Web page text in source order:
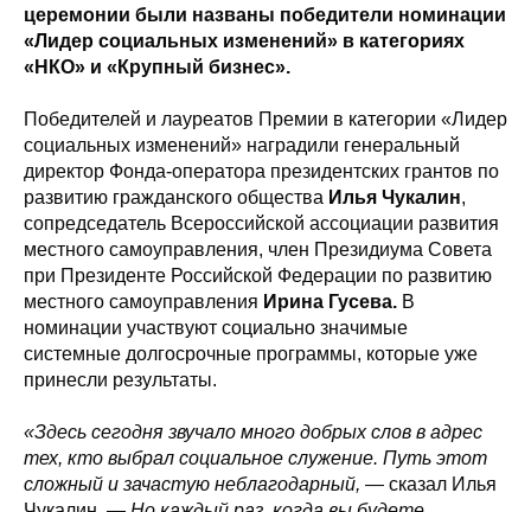
церемонии были названы победители номинации
«Лидер социальных изменений» в категориях
«НКО» и «Крупный бизнес».
Победителей и лауреатов Премии в категории «Лидер
социальных изменений» наградили генеральный
директор Фонда-оператора президентских грантов по
развитию гражданского общества Илья Чукалин,
сопредседатель Всероссийской ассоциации развития
местного самоуправления, член Президиума Совета
при Президенте Российской Федерации по развитию
местного самоуправления Ирина Гусева. В
номинации участвуют социально значимые
системные долгосрочные программы, которые уже
принесли результаты.
«Здесь сегодня звучало много добрых слов в адрес
тех, кто выбрал социальное служение. Путь этот
сложный и зачастую неблагодарный, — сказал Илья